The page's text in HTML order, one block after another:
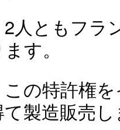
2人ともフラ
す。
この特許権を
製造販売